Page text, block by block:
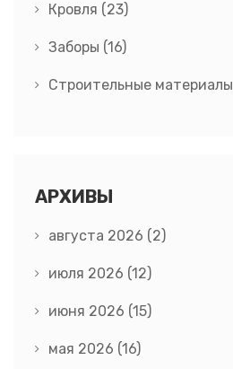
Кровля (23)
Заборы (16)
Строительные материалы
АРХИВЫ
августа 2026 (2)
июля 2026 (12)
июня 2026 (15)
мая 2026 (16)